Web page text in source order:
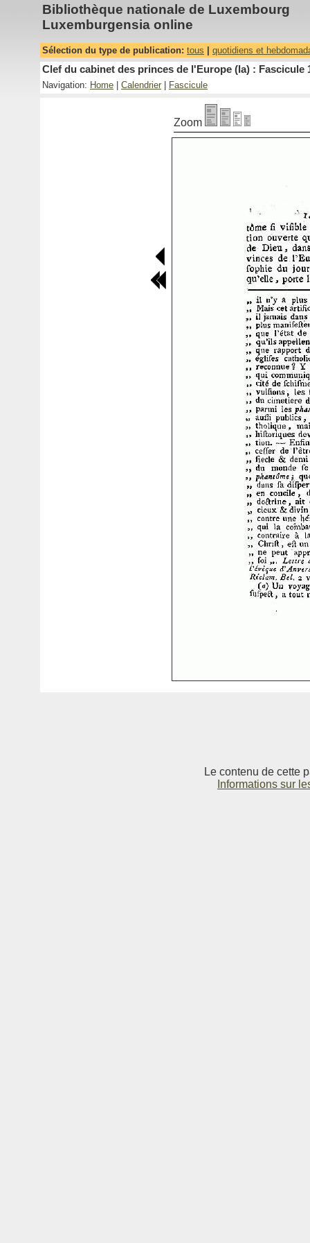
Bibliothèque nationale de Luxembourg
Luxemburgensia online
Sélection du type de publication: tous quotidiens et
Clef du cabinet des princes de l'Europe (la) : Fascicule
Navigation: Home Calendrier Fascicule
Zoom
Le contenu de cette
Informations sur